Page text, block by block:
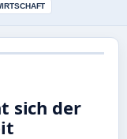
sich der